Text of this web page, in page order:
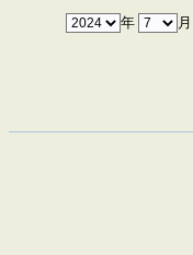
年 月